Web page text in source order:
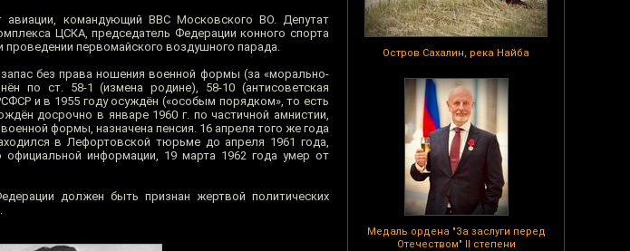
Остров Сахалин, река Найба
Медаль ордена "За заслуги перед
Отечеством" II степени
командующий ВВС Московского ВО. Депутат
ЦСКА, председатель Федерации конного спорта
первомайского воздушного парада.
без права ношения военной формы (за «морально-
по ст. 58-1 (измена родине), 58-10 (антисоветская
и в 1955 году осуждён («особым порядком», то есть
досрочно в январе 1960 г. по частичной амнистии,
формы, назначена пенсия. 16 апреля того же года
в Лефортовской тюрьме до апреля 1961 года,
информации, 19 марта 1962 года умер от
должен быть признан жертвой политических